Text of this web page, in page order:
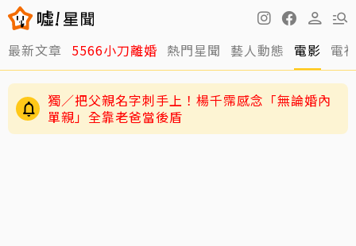
最新文章 5566小刀離婚 熱門星聞 藝人動態 電影 電
獨／把父親名字刺手上！楊千霈感念「無論婚內
單親」全靠老爸當後盾